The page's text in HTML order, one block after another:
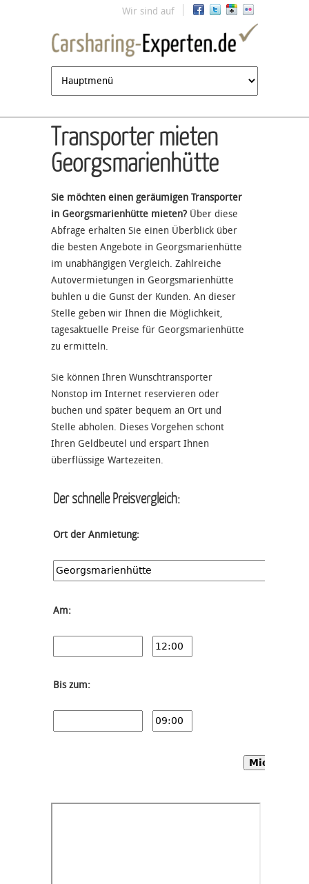
Jump to navigation
Wir sind auf
Transporter mieten
Georgsmarienhütte
Sie möchten einen geräumigen Transporter
in Georgsmarienhütte mieten? Über diese
Abfrage erhalten Sie einen Überblick über
die besten Angebote in Georgsmarienhütte
im unabhängigen Vergleich. Zahlreiche
Autovermietungen in Georgsmarienhütte
buhlen u die Gunst der Kunden. An dieser
Stelle geben wir Ihnen die Möglichkeit,
tagesaktuelle Preise für Georgsmarienhütte
zu ermitteln.
Sie können Ihren Wunschtransporter
Nonstop im Internet reservieren oder
buchen und später bequem an Ort und
Stelle abholen. Dieses Vorgehen schont
Ihren Geldbeutel und erspart Ihnen
überflüssige Wartezeiten.
Der schnelle Preisvergleich:
Ort der Anmietung:
Am:
Bis zum: